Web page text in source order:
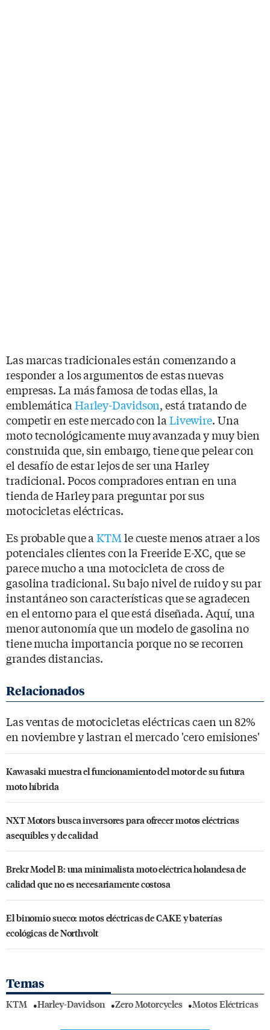
Las marcas tradicionales están comenzando a
responder a los argumentos de estas nuevas
empresas. La más famosa de todas ellas, la
emblemática Harley-Davidson, está tratando de
competir en este mercado con la Livewire. Una
moto tecnológicamente muy avanzada y muy bien
construida que, sin embargo, tiene que pelear con
el desafío de estar lejos de ser una Harley
tradicional. Pocos compradores entran en una
tienda de Harley para preguntar por sus
motocicletas eléctricas.
Es probable que aKTMle cueste menos atraer a los
potenciales clientes con la Freeride E-XC, que se
parece mucho a una motocicleta de cross de
gasolina tradicional. Su bajo nivel de ruido y su par
instantáneo son características que se agradecen
en el entorno para el que está diseñada. Aquí, una
menor autonomía que un modelo de gasolina no
tiene mucha importancia porque no se recorren
grandes distancias.
Las ventas de motocicletas eléctricas caen un 82%
en noviembre y lastran el mercado 'cero emisiones'
Kawasaki muestra el funcionamiento del motor de su futura
moto híbrida
NXT Motors busca inversores para ofrecer motos eléctricas
asequibles y de calidad
Brekr Model B: una minimalista moto eléctrica holandesa de
calidad que no es necesariamente costosa
El binomio sueco: motos eléctricas de CAKE y baterías
ecológicas de Northvolt
Temas
KTM Harley-Davidson Zero Motorcycles Motos Eléctricas